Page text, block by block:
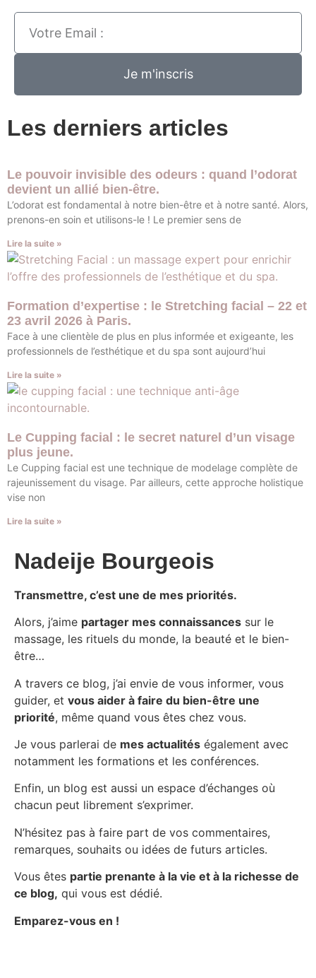
Je m'inscris
Les derniers articles
Le pouvoir invisible des odeurs : quand l’odorat
devient un allié bien-être.
L’odorat est fondamental à notre bien-être et à notre santé. Alors,
prenons-en soin et utilisons-le ! Le premier sens de
Lire la suite »
Formation d’expertise : le Stretching facial – 22 et
23 avril 2026 à Paris.
Face à une clientèle de plus en plus informée et exigeante, les
professionnels de l’esthétique et du spa sont aujourd’hui
Lire la suite »
Le Cupping facial : le secret naturel d’un visage
plus jeune.
Le Cupping facial est une technique de modelage complète de
rajeunissement du visage. Par ailleurs, cette approche holistique
vise non
Lire la suite »
Nadeije Bourgeois
Transmettre, c’est une de mes priorités.
Alors, j’aime partager mes connaissances sur le
massage, les rituels du monde, la beauté et le bien-
être…
A travers ce blog, j’ai envie de vous informer, vous
guider, et vous aider à faire du bien-être une
priorité, même quand vous êtes chez vous.
Je vous parlerai de mes actualités également avec
notamment les formations et les conférences.
Enfin, un blog est aussi un espace d’échanges où
chacun peut librement s’exprimer.
N’hésitez pas à faire part de vos commentaires,
remarques, souhaits ou idées de futurs articles.
Vous êtes partie prenante à la vie et à la richesse de
ce blog, qui vous est dédié.
Emparez-vous en !